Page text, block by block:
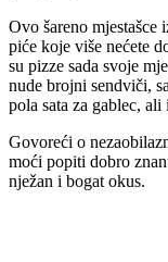
Ovo šareno
piće koje više nećete
su pizze sada svoje
nude brojni sendviči,
pola sata za gablec, ali
Govoreći o
moći popiti dobro
nježan i bogat okus.